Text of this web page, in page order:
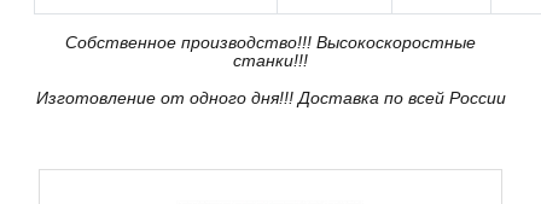
Собственное производство!!! Высокоскоростные
станки!!!
Изготовление от одного дня!!! Доставка по всей России